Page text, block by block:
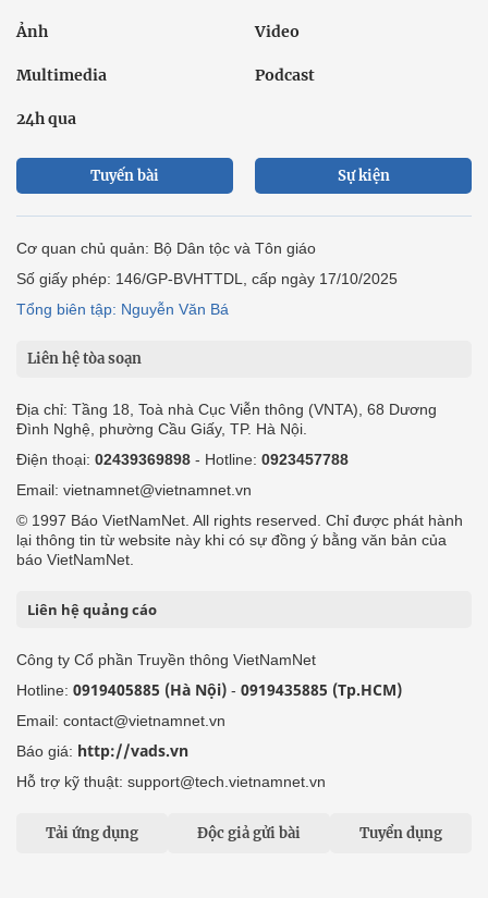
Ảnh Video
Multimedia Podcast
24h qua
Tuyến bài Sự kiện
Cơ quan chủ quản: Bộ Dân tộc và Tôn giáo
Số giấy phép: 146/GP-BVHTTDL, cấp ngày 17/10/2025
Tổng biên tập: Nguyễn Văn Bá
Liên hệ tòa soạn
Địa chỉ: Tầng 18, Toà nhà Cục Viễn thông (VNTA), 68 Dương
Đình Nghệ, phường Cầu Giấy, TP. Hà Nội.
Điện thoại: 02439369898 - Hotline: 0923457788
Email: vietnamnet@vietnamnet.vn
© 1997 Báo VietNamNet. All rights reserved. Chỉ được phát hành
lại thông tin từ website này khi có sự đồng ý bằng văn bản của
báo VietNamNet.
Liên hệ quảng cáo
Công ty Cổ phần Truyền thông VietNamNet
Hotline: 0919405885 (Hà Nội) - 0919435885 (Tp.HCM)
Email: contact@vietnamnet.vn
Báo giá: http://vads.vn
Hỗ trợ kỹ thuật: support@tech.vietnamnet.vn
Tải ứng dụng Độc giả gửi bài Tuyển dụng